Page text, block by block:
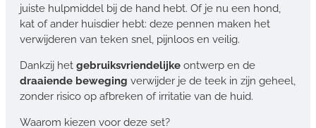
juiste hulpmiddel bij de hand hebt. Of je nu een hond,
kat of ander huisdier hebt: deze pennen maken het
verwijderen van teken snel, pijnloos en veilig.
Dankzij het gebruiksvriendelijke ontwerp en de
draaiende beweging verwijder je de teek in zijn geheel,
zonder risico op afbreken of irritatie van de huid.
Waarom kiezen voor deze set?